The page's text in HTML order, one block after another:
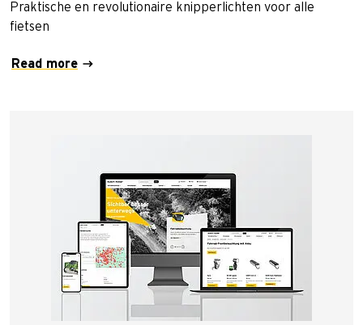
Praktische en revolutionaire knipperlichten voor alle
fietsen
Read more